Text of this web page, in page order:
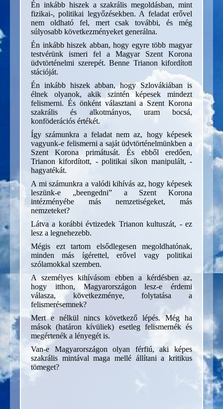
Én inkább hiszek a szakrális megoldásban, mint
fizikai-, politikai legyőzésekben. A feladat erővel
nem oldható fel, mert csak további, és még
súlyosabb következményeket generálna.
Én inkább hiszek abban, hogy egyre több magyar
testvérünk ismeri fel a Magyar Szent Korona
üdvtörténelmi szerepét. Benne Trianon kifordított
stációját.
Én inkább hiszek abban, hogy Szlovákiában is
élnek olyanok, akik szintén képesek mindezt
felismerni. És önként választani a Szent Korona
szakrális és alkotmányos, uram bocsá,
konföderációs értékét.
Így számunkra a feladat nem az, hogy képesek
vagyunk-e felismerni a saját üdvtörténelmünkben a
Szent Korona primátusát. És ebből eredően,
Trianon kifordított, - politikai síkon manipulált, -
hagyatékát.
A mi számunkra a valódi kihívás az, hogy képesek
leszünk-e „beengedni” a Szent Korona
intézményébe más nemzetiségeket, más
nemzeteket?
Látva a korábbi évtizedek Trianon kultuszát, - ez
lesz a legnehezebb.
Mégis ezt tartom elsődlegesen megoldhatónak,
minden más ígérettel, erővel vagy politikai
szólamokkal szemben.
A személyes kihívásom ebben a kérdésben az,
hogy itthon, Magyarországon lesz-e érdemi
válasza, következménye, folytatása a
felismerésemnek?
Mert e nélkül nincs következő lépés. Még ha
mások (határon kívüliek) esetleg felismernék és
megértenék a lényegét is.
Van-e Magyarországon olyan férfiú, aki képes
szakrális mintával maga mellé állítani a kritikus
tömeget?